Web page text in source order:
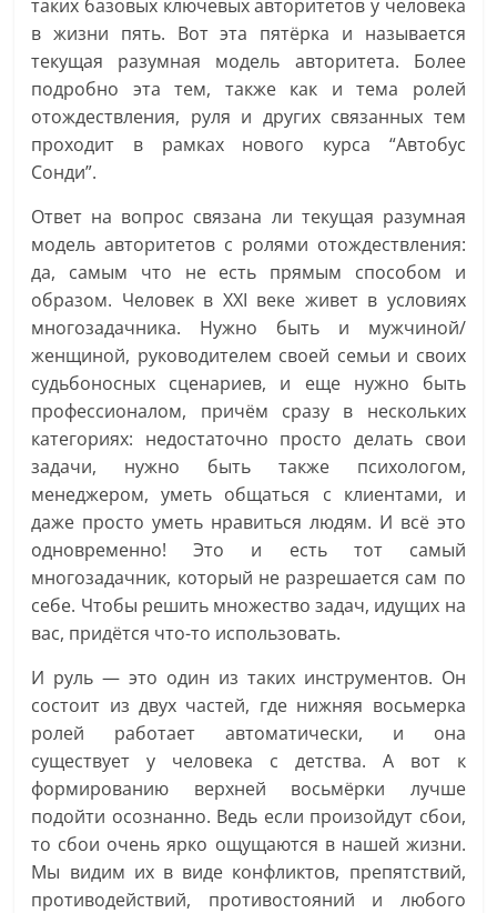
таких базовых ключевых авторитетов у человека
в жизни пять. Вот эта пятёрка и называется
текущая разумная модель авторитета. Более
подробно эта тем, также как и тема ролей
отождествления, руля и других связанных тем
проходит в рамках нового курса “Автобус
Сонди”.
Ответ на вопрос связана ли текущая разумная
модель авторитетов с ролями отождествления:
да, самым что не есть прямым способом и
образом. Человек в XXI веке живет в условиях
многозадачника. Нужно быть и мужчиной/
женщиной, руководителем своей семьи и своих
судьбоносных сценариев, и еще нужно быть
профессионалом, причём сразу в нескольких
категориях: недостаточно просто делать свои
задачи, нужно быть также психологом,
менеджером, уметь общаться с клиентами, и
даже просто уметь нравиться людям. И всё это
одновременно! Это и есть тот самый
многозадачник, который не разрешается сам по
себе. Чтобы решить множество задач, идущих на
вас, придётся что-то использовать.
И руль — это один из таких инструментов. Он
состоит из двух частей, где нижняя восьмерка
ролей работает автоматически, и она
существует у человека с детства. А вот к
формированию верхней восьмёрки лучше
подойти осознанно. Ведь если произойдут сбои,
то сбои очень ярко ощущаются в нашей жизни.
Мы видим их в виде конфликтов, препятствий,
противодействий, противостояний и любого